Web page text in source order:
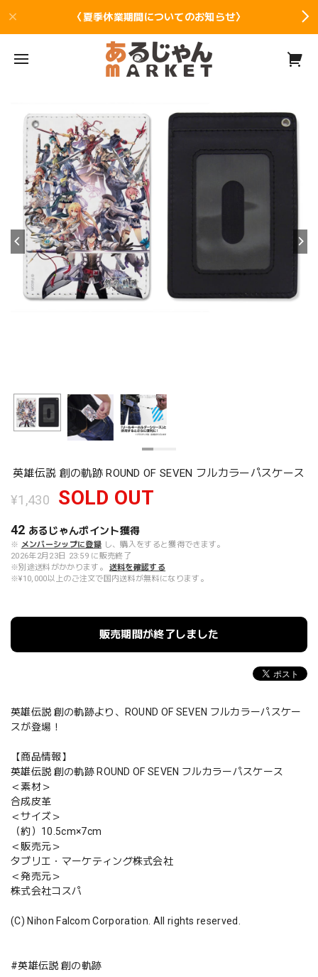
〈夏季休業期間についてのお知らせ〉
英雄伝説 創の軌跡 ROUND OF SEVEN フルカラーパスケース
¥1,430 SOLD OUT
42 あるじゃんポイント獲得
※ メンバーシップに登録 し、購入をすると獲得できます。
2026年2月23日 23:59 に販売終了
※別途送料がかかります。
送料を確認する
※¥10,000以上のご注文で国内送料が無料になります。
販売期間が終了しました
英雄伝説 創の軌跡より、ROUND OF SEVEN フルカラーパスケー
スが登場！
【商品情報】
英雄伝説 創の軌跡 ROUND OF SEVEN フルカラーパスケース
＜素材＞
合成皮革
＜サイズ＞
（約）10.5cm×7cm
＜販売元＞
タブリエ・マーケティング株式会社
＜発売元＞
株式会社コスパ
(C) Nihon Falcom Corporation. All rights reserved.
#英雄伝説 創の軌跡